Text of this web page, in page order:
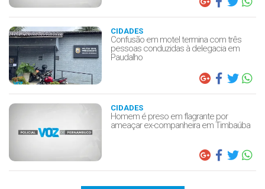
CIDADES
Confusão em motel termina com três
pessoas conduzidas à delegacia em
Paudalho
CIDADES
Homem é preso em flagrante por
ameaçar ex-companheira em Timbaúba